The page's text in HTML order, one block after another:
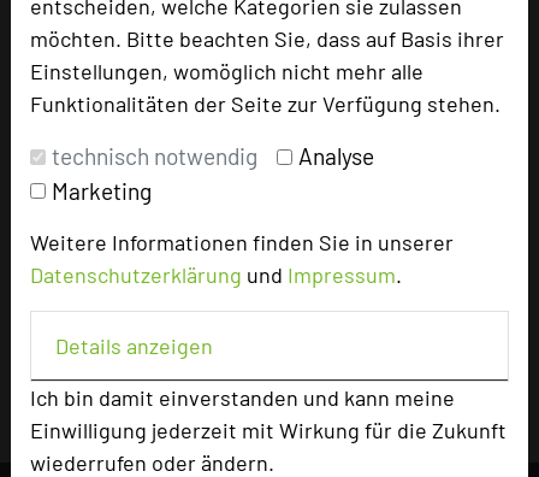
entscheiden, welche Kategorien sie zulassen
möchten. Bitte beachten Sie, dass auf Basis ihrer
Einstellungen, womöglich nicht mehr alle
Funktionalitäten der Seite zur Verfügung stehen.
technisch notwendig
Analyse
Marketing
Weitere Informationen finden Sie in unserer
Datenschutzerklärung und Impressum.
Details anzeigen
Ich bin damit einverstanden und kann meine
Einwilligung jederzeit mit Wirkung für die Zukunft
wiederrufen oder ändern.
10.
Biosphärenhotel
Gasthof Herrmann
72525 Münsingen
11.
Hotel Speidel`s
BrauManufaktur
72531 Hohenstein
13. Harz Hotel & Spa Seela 38667 Bad Harzburg
14. Kloster Seeon
15. Hotel Heißenhof
16. Paulinenhof
17. Riessersee Hotel
Partenkirchen
18. Göbels Hotel Quellenhof
19. Schloss Lautrach
20. Hotel - Restaurant Berghof 36100 Petersberg